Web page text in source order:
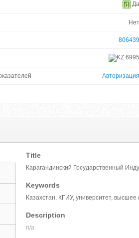
Да
Нет
806439
6995
Авторизация
Title
Карагандинский Государственный
Keywords
Казахстан, КГИУ, университет, высшее
Description
n/a